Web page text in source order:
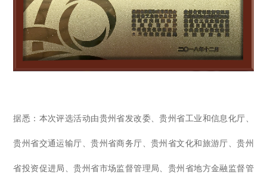
据悉：本次评选活动由贵州省发改委、贵州省工业和信息化厅、
贵州省交通运输厅、贵州省商务厅、贵州省文化和旅游厅、贵州
省投资促进局、贵州省市场监督管理局、贵州省地方金融监督管